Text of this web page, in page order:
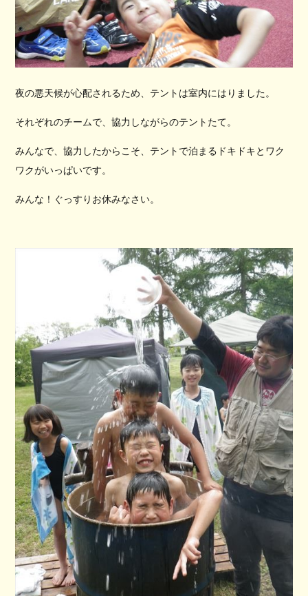
夜の悪天候が心配されるため、テントは室内にはりました。
それぞれのチームで、協力しながらのテントたて。
みんなで、協力したからこそ、テントで泊まるドキドキとワク
ワクがいっぱいです。
みんな！ぐっすりお休みなさい。